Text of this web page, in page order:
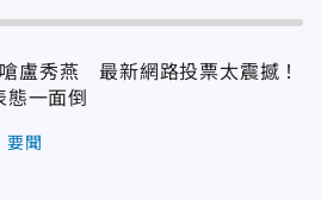
盧秀燕 最新網路投票太震撼！
態一面倒
要聞